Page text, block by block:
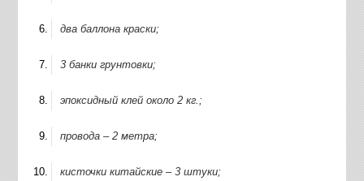
два баллона краски;
3 банки грунтовки;
эпоксидный клей около 2 кг.;
провода – 2 метра;
кисточки китайские – 3 штуки;